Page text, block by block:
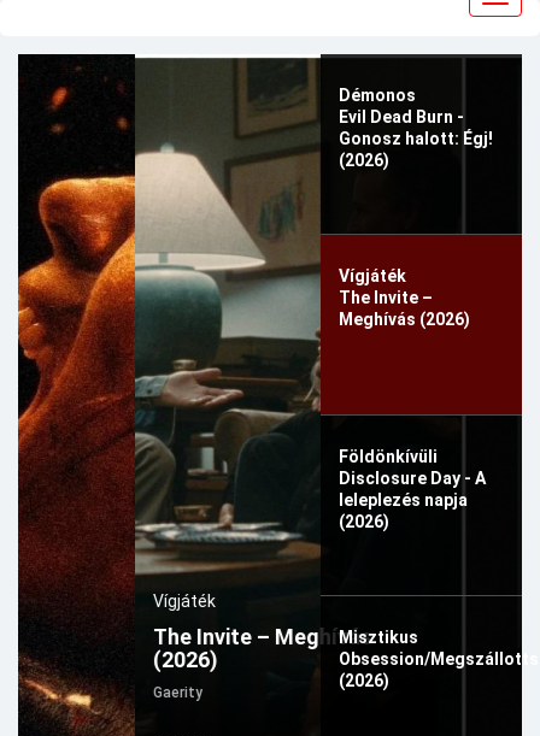
Démonos
Evil Dead Burn -
Gonosz halott: Égj!
(2026)
Vígjáték
The Invite –
Meghívás (2026)
Földönkívüli
Disclosure Day - A
leleplezés napja
(2026)
Misztikus
Obsession/
(2026)
Vígjáték
The Invite – Meghívás
(2026)
Gaerity